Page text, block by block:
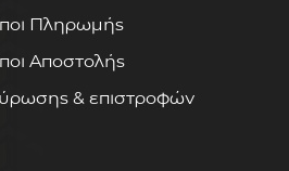
Πληρωμής
Αποστολής
& επιστροφών